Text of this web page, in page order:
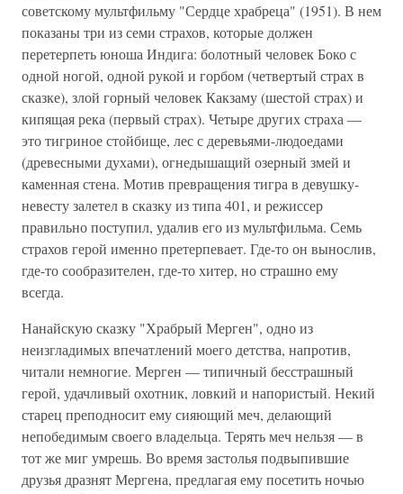
советскому мультфильму "Сердце храбреца" (1951). В нем
показаны три из семи страхов, которые должен
перетерпеть юноша Индига: болотный человек Боко с
одной ногой, одной рукой и горбом (четвертый страх в
сказке), злой горный человек Какзаму (шестой страх) и
кипящая река (первый страх). Четыре других страха —
это тигриное стойбище, лес с деревьями-людоедами
(древесными духами), огнедышащий озерный змей и
каменная стена. Мотив превращения тигра в девушку-
невесту залетел в сказку из типа 401, и режиссер
правильно поступил, удалив его из мультфильма. Семь
страхов герой именно претерпевает. Где-то он вынослив,
где-то сообразителен, где-то хитер, но страшно ему
всегда.
Нанайскую сказку "Храбрый Мерген", одно из
неизгладимых впечатлений моего детства, напротив,
читали немногие. Мерген — типичный бесстрашный
герой, удачливый охотник, ловкий и напористый. Некий
старец преподносит ему сияющий меч, делающий
непобедимым своего владельца. Терять меч нельзя — в
тот же миг умрешь. Во время застолья подвыпившие
друзья дразнят Мергена, предлагая ему посетить ночью